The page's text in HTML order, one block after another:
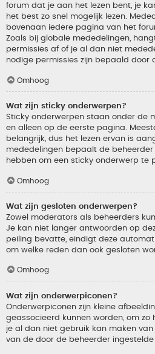
forum dat je aan het lezen bent, je
het best zo snel mogelijk lezen.
bovenaan iedere pagina van het
Zoals bij globale mededelingen,
permissies af of je al dan niet
nodige permissies zijn bepaald door
Omhoog
Wat zijn sticky onderwerpen?
Sticky onderwerpen staan onder de
en alleen op de eerste pagina.
belangrijk, dus het lezen ervan is
mededelingen bepaalt de
hebben om een sticky onderwerp te
Omhoog
Wat zijn gesloten onderwerpen?
Zowel moderators als beheerders
Je kan niet langer antwoorden op
peiling bevatte, eindigt deze
om welke reden dan ook gesloten
Omhoog
Wat zijn onderwerpiconen?
Onderwerpiconen zijn kleine
geassocieerd kunnen worden, om zo
je al dan niet gebruik kan maken
van de door de beheerder ingestelde